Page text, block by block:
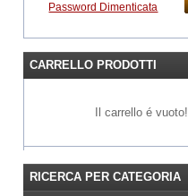
Password Dimenticata
CARRELLO PRODOTTI
Il carrello é vuoto!
RICERCA PER CATEGORIA